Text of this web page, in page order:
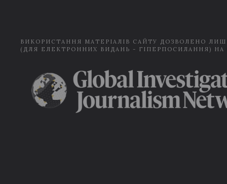
ВИКОРИСТАННЯ МАТЕРІАЛІВ САЙТУ ДОЗВОЛЕНО
(ДЛЯ ЕЛЕКТРОННИХ ВИДАНЬ - ГІПЕРПОСИЛАННЯ) НА